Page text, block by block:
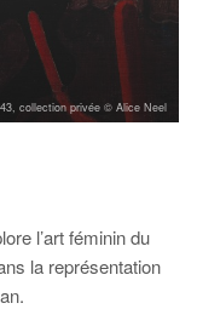
collection privée © Alice Neel
l’art féminin du
la représentation